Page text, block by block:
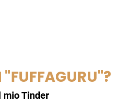
mio Tinder